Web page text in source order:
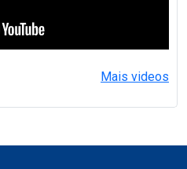
Mais videos